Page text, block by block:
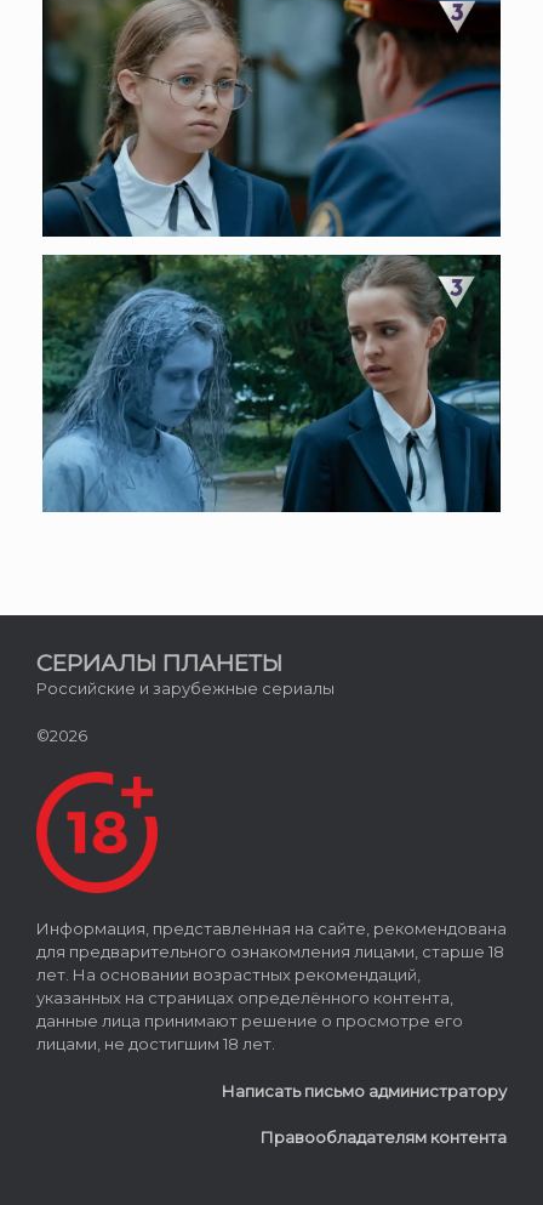
СЕРИАЛЫ ПЛАНЕТЫ
Российские и зарубежные сериалы
©2026
Информация, представленная на сайте, рекомендована
для предварительного ознакомления лицами, старше 18
лет. На основании возрастных рекомендаций,
указанных на страницах определённого контента,
данные лица принимают решение о просмотре его
лицами, не достигшим 18 лет.
Написать письмо администратору
Правообладателям контента